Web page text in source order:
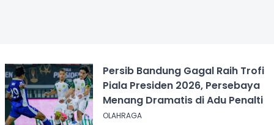
Persib Bandung Gagal Raih Trofi
Piala Presiden 2026, Persebaya
Menang Dramatis di Adu Penalti
OLAHRAGA